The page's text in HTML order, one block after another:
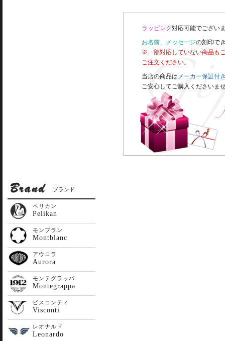
ラッピング対応可能でござい
お名前、メッセージの刻印で
※一部対応していない商品も
ご注文ください。
当店の商品は メーカー保証付
ご安心してご購入くださいま
ブランド
ペリカン
Pelikan
モンブラン
Montblanc
アウロラ
Aurora
モンテグラッパ
Montegrappa
ビスコンティ
Visconti
レオナルド
Leonardo